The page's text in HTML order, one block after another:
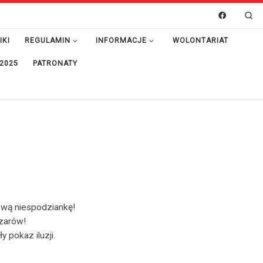
REGULAMIN INFORMACJE WOLONTARIAT
PATRONATY
niespodziankę!
pokaz iluzji.